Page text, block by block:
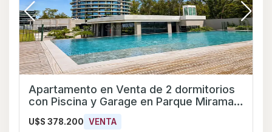
Apartamento en Venta de 2 dormitorios
con Piscina y Garage en Parque Miramar,
U$S 378.200 VENTA